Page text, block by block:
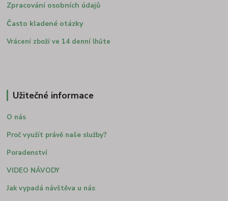
Zpracování osobních údajů
Často kladené otázky
Vrácení zboží ve 14 denní lhůte
Užitečné informace
O nás
Proč využít právě naše služby?
Poradenství
VIDEO NÁVODY
Jak vypadá návštěva u nás